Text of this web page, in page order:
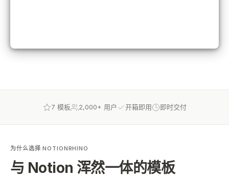
7 模板 2,000+ 用户 开箱即用 即时交付
为什么选择 NOTIONRHINO
与 Notion 浑然一体的模板